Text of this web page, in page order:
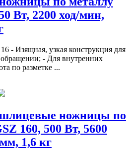
Вт, 2200 ход/мин,
- Изящная, узкая конструкция для
- Для внутренних
по разметке ...
ножницы по
160, 500 Вт, 5600
1,6 кг